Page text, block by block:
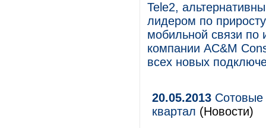
Tele2,
лидером по
мобильной связи по
компании AC&M
всех новых
20.05.2013 Сотовые
квартал (Новости)